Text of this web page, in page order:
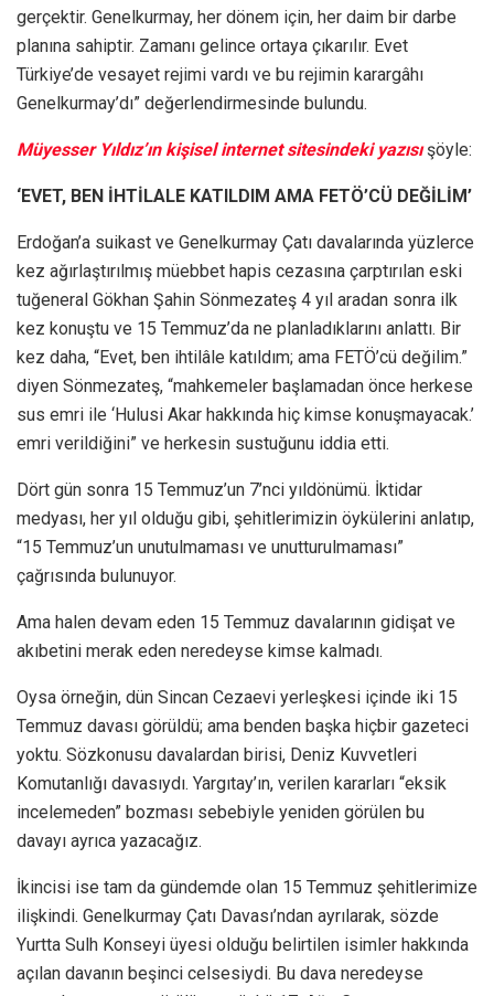
gerçektir. Genelkurmay, her dönem için, her daim bir darbe
planına sahiptir. Zamanı gelince ortaya çıkarılır. Evet
Türkiye’de vesayet rejimi vardı ve bu rejimin karargâhı
Genelkurmay’dı” değerlendirmesinde bulundu.
Müyesser Yıldız’ın kişisel internet sitesindeki yazısı şöyle:
‘EVET, BEN İHTİLALE KATILDIM AMA FETÖ’CÜ DEĞİLİM’
Erdoğan’a suikast ve Genelkurmay Çatı davalarında yüzlerce
kez ağırlaştırılmış müebbet hapis cezasına çarptırılan eski
tuğeneral Gökhan Şahin Sönmezateş 4 yıl aradan sonra ilk
kez konuştu ve 15 Temmuz’da ne planladıklarını anlattı. Bir
kez daha, “Evet, ben ihtilâle katıldım; ama FETÖ’cü değilim.”
diyen Sönmezateş, “mahkemeler başlamadan önce herkese
sus emri ile ‘Hulusi Akar hakkında hiç kimse konuşmayacak.’
emri verildiğini” ve herkesin sustuğunu iddia etti.
Dört gün sonra 15 Temmuz’un 7’nci yıldönümü. İktidar
medyası, her yıl olduğu gibi, şehitlerimizin öykülerini anlatıp,
“15 Temmuz’un unutulmaması ve unutturulmaması”
çağrısında bulunuyor.
Ama halen devam eden 15 Temmuz davalarının gidişat ve
akıbetini merak eden neredeyse kimse kalmadı.
Oysa örneğin, dün Sincan Cezaevi yerleşkesi içinde iki 15
Temmuz davası görüldü; ama benden başka hiçbir gazeteci
yoktu. Sözkonusu davalardan birisi, Deniz Kuvvetleri
Komutanlığı davasıydı. Yargıtay’ın, verilen kararları “eksik
incelemeden” bozması sebebiyle yeniden görülen bu
davayı ayrıca yazacağız.
İkincisi ise tam da gündemde olan 15 Temmuz şehitlerimize
ilişkindi. Genelkurmay Çatı Davası’ndan ayrılarak, sözde
Yurtta Sulh Konseyi üyesi olduğu belirtilen isimler hakkında
açılan davanın beşinci celsesiydi. Bu dava neredeyse